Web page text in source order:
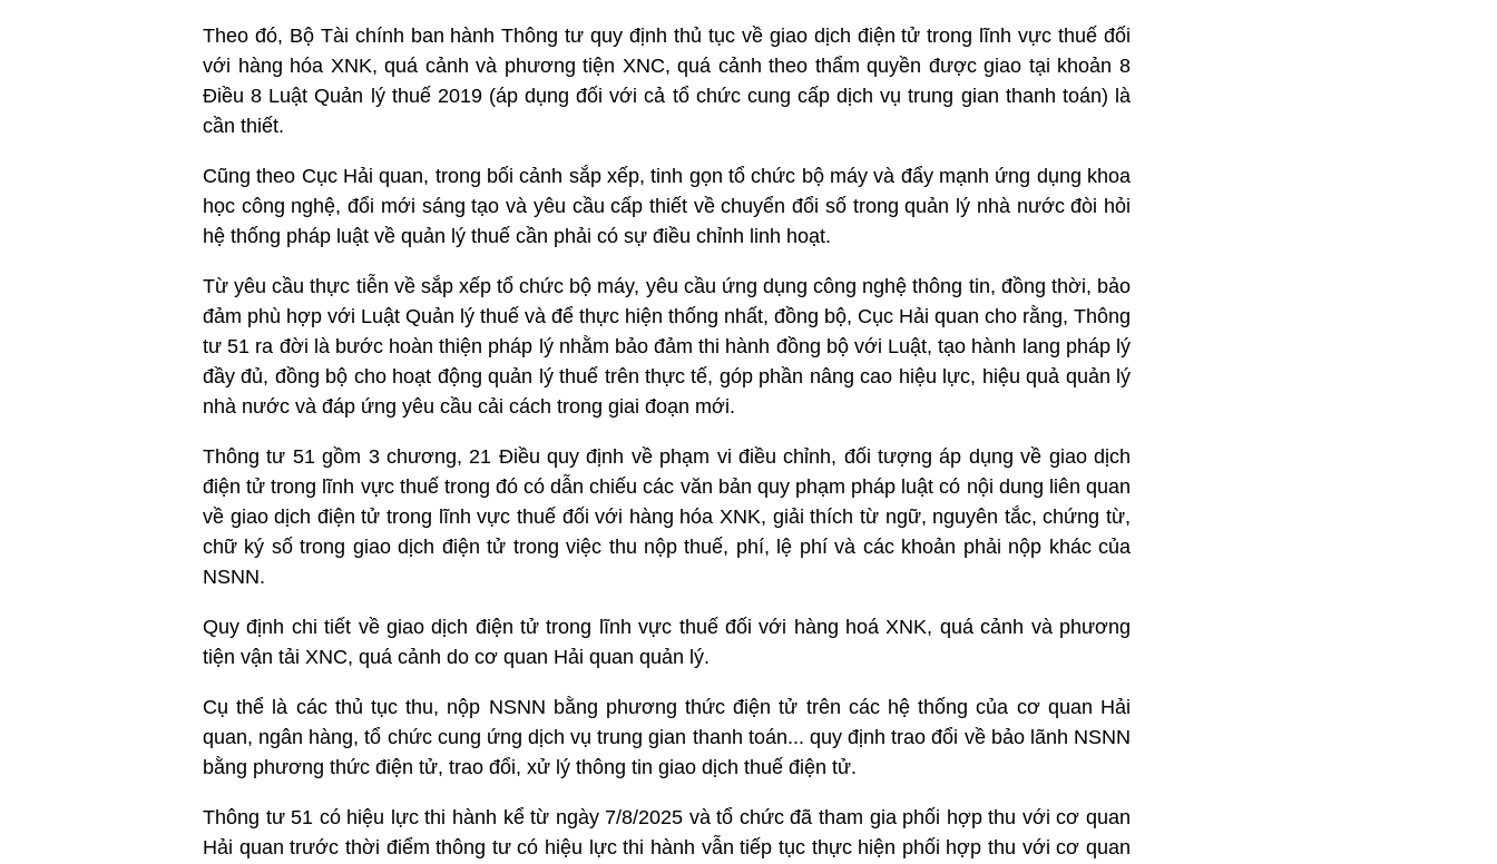
Theo đó, Bộ Tài chính ban hành Thông tư quy định thủ tục về giao dịch điện tử trong lĩnh vực thuế đối
với hàng hóa XNK, quá cảnh và phương tiện XNC, quá cảnh theo thẩm quyền được giao tại khoản 8
Điều 8 Luật Quản lý thuế 2019 (áp dụng đối với cả tổ chức cung cấp dịch vụ trung gian thanh toán) là
cần thiết.
Cũng theo Cục Hải quan, trong bối cảnh sắp xếp, tinh gọn tổ chức bộ máy và đẩy mạnh ứng dụng khoa
học công nghệ, đổi mới sáng tạo và yêu cầu cấp thiết về chuyển đổi số trong quản lý nhà nước đòi hỏi
hệ thống pháp luật về quản lý thuế cần phải có sự điều chỉnh linh hoạt.
Từ yêu cầu thực tiễn về sắp xếp tổ chức bộ máy, yêu cầu ứng dụng công nghệ thông tin, đồng thời, bảo
đảm phù hợp với Luật Quản lý thuế và để thực hiện thống nhất, đồng bộ, Cục Hải quan cho rằng, Thông
tư 51 ra đời là bước hoàn thiện pháp lý nhằm bảo đảm thi hành đồng bộ với Luật, tạo hành lang pháp lý
đầy đủ, đồng bộ cho hoạt động quản lý thuế trên thực tế, góp phần nâng cao hiệu lực, hiệu quả quản lý
nhà nước và đáp ứng yêu cầu cải cách trong giai đoạn mới.
Thông tư 51 gồm 3 chương, 21 Điều quy định về phạm vi điều chỉnh, đối tượng áp dụng về giao dịch
điện tử trong lĩnh vực thuế trong đó có dẫn chiếu các văn bản quy phạm pháp luật có nội dung liên quan
về giao dịch điện tử trong lĩnh vực thuế đối với hàng hóa XNK, giải thích từ ngữ, nguyên tắc, chứng từ,
chữ ký số trong giao dịch điện tử trong việc thu nộp thuế, phí, lệ phí và các khoản phải nộp khác của
NSNN.
Quy định chi tiết về giao dịch điện tử trong lĩnh vực thuế đối với hàng hoá XNK, quá cảnh và phương
tiện vận tải XNC, quá cảnh do cơ quan Hải quan quản lý.
Cụ thể là các thủ tục thu, nộp NSNN bằng phương thức điện tử trên các hệ thống của cơ quan Hải
quan, ngân hàng, tổ chức cung ứng dịch vụ trung gian thanh toán... quy định trao đổi về bảo lãnh NSNN
bằng phương thức điện tử, trao đổi, xử lý thông tin giao dịch thuế điện tử.
Thông tư 51 có hiệu lực thi hành kể từ ngày 7/8/2025 và tổ chức đã tham gia phối hợp thu với cơ quan
Hải quan trước thời điểm thông tư có hiệu lực thi hành vẫn tiếp tục thực hiện phối hợp thu với cơ quan